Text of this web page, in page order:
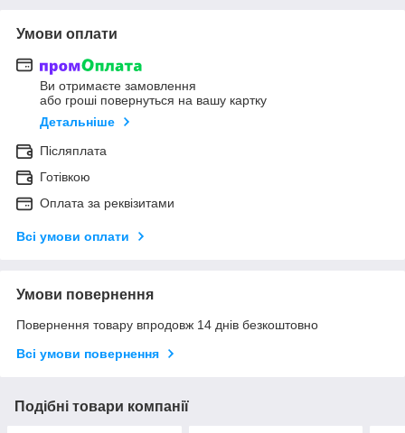
Умови оплати
Ви отримаєте замовлення
або гроші повернуться на вашу картку
Детальніше
Післяплата
Готівкою
Оплата за реквізитами
Всі умови оплати
Умови повернення
Повернення товару впродовж 14 днів безкоштовно
Всі умови повернення
Подібні товари компанії